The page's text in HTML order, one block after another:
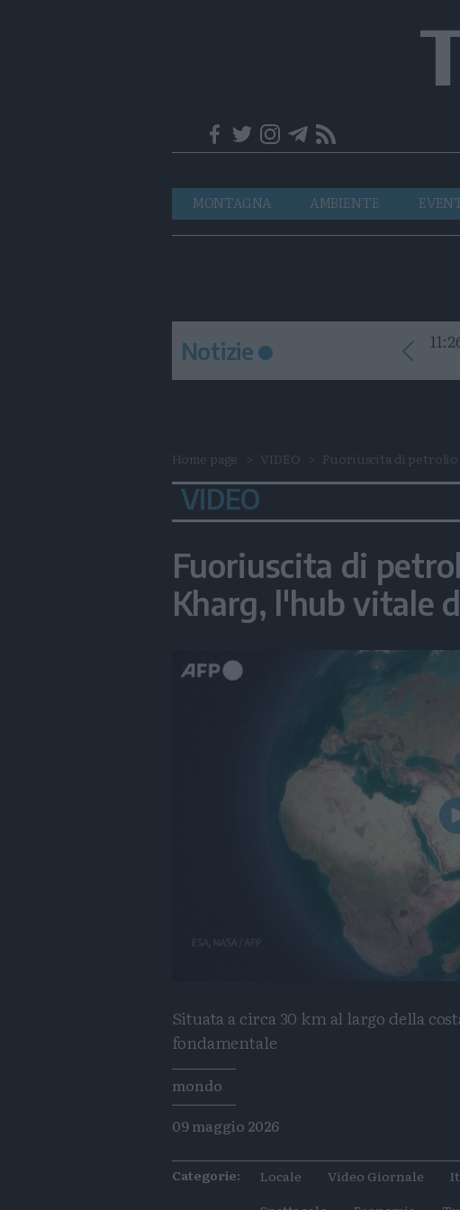
Navigazione
principale
MONTAGNA AMBIENTE
Notizie
Home page VIDEO Fuoriuscita di petrolio
VIDEO
Fuoriuscita di
Kharg, l'hub vitale
Situata a circa 30 km al largo della
fondamentale
Tags
mondo
09 maggio 2026
Categorie: Locale Video Giornale